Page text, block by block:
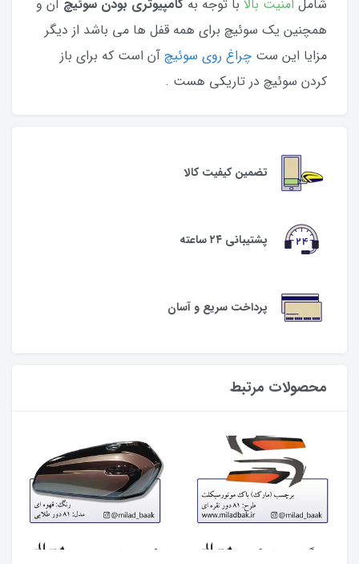
شامل امنیت بالا با توجه به کامپیوتری بودن سوئیچ آن و
همچنین یک سوئیچ برای همه قفل ها می باشد از دیگر
مزایا این ست چراغ روی سوئیچ آن است که برای باز
کردن سوئیچ در تاریکی هست .
تضمین کیفیت کالا
پشتیبانی ۲۴ ساعته
پرداخت سریع و آسان
محصولات مرتبط